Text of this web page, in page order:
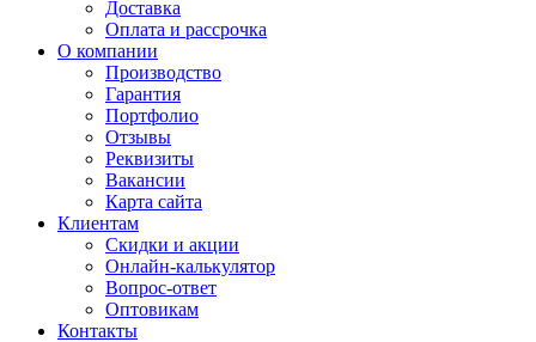
Доставка
Оплата и рассрочка
О компании
Производство
Гарантия
Портфолио
Отзывы
Реквизиты
Вакансии
Карта сайта
Клиентам
Скидки и акции
Онлайн-калькулятор
Вопрос-ответ
Оптовикам
Контакты